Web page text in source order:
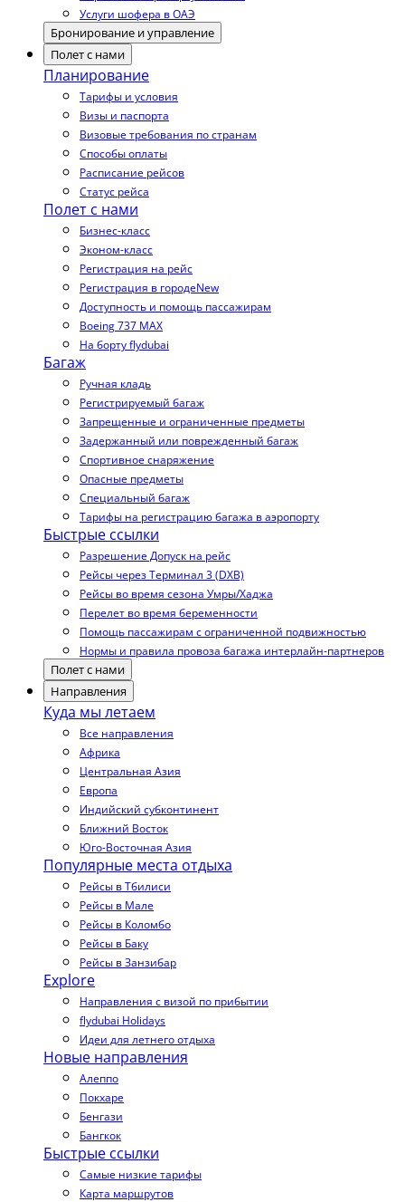
Услуги шофера в ОАЭ
Бронирование и управление
Полет с нами
Планирование
Тарифы и условия
Визы и паспорта
Визовые требования по странам
Способы оплаты
Расписание рейсов
Статус рейса
Полет с нами
Бизнес-класс
Эконом-класс
Регистрация на рейс
Регистрация в городеNew
Доступность и помощь пассажирам
Boeing 737 MAX
На борту flydubai
Багаж
Ручная кладь
Регистрируемый багаж
Запрещенные и ограниченные предметы
Задержанный или поврежденный багаж
Спортивное снаряжение
Опасные предметы
Специальный багаж
Тарифы на регистрацию багажа в аэропорту
Быстрые ссылки
Разрешение Допуск на рейс
Рейсы через Терминал 3 (DXB)
Рейсы во время сезона Умры/Хаджа
Перелет во время беременности
Помощь пассажирам с ограниченной подвижностью
Нормы и правила провоза багажа интерлайн-партнеров
Полет с нами
Направления
Куда мы летаем
Все направления
Африка
Центральная Азия
Европа
Индийский субконтинент
Ближний Восток
Юго-Восточная Азия
Популярные места отдыха
Рейсы в Тбилиси
Рейсы в Мале
Рейсы в Коломбо
Рейсы в Баку
Рейсы в Занзибар
Explore
Направления с визой по прибытии
flydubai Holidays
Идеи для летнего отдыха
Новые направления
Алеппо
Покхаре
Бенгази
Бангкок
Быстрые ссылки
Самые низкие тарифы
Карта маршрутов